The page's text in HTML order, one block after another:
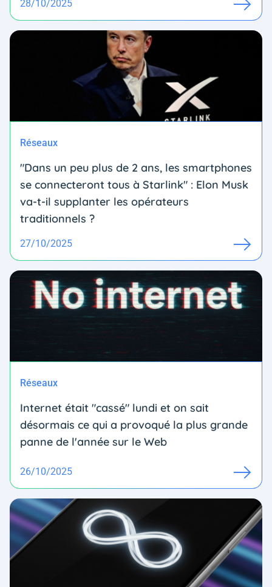
28/10/2025
Réseaux
"Dans un peu plus de 2 ans, les smartphones
se connecteront tous à Starlink" : Elon Musk
va-t-il supplanter les opérateurs
traditionnels ?
27/10/2025
Réseaux
Internet était "cassé" lundi et on sait
désormais ce qui a provoqué la plus grande
panne de l'année sur le Web
26/10/2025